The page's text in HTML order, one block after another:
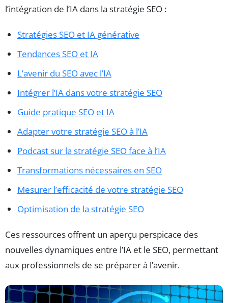
l’intégration de l’IA dans la stratégie SEO :
Stratégies SEO et IA générative
Tendances SEO et IA
L’avenir du SEO avec l’IA
Intégrer l’IA dans votre stratégie SEO
Guide pratique SEO et IA
Adapter votre stratégie SEO à l’IA
Podcast sur la stratégie SEO face à l’IA
Transformations nécessaires en SEO
Mesurer l’efficacité de votre stratégie SEO
Optimisation de la stratégie SEO
Ces ressources offrent un aperçu perspicace des
nouvelles dynamiques entre l’IA et le SEO, permettant
aux professionnels de se préparer à l’avenir.